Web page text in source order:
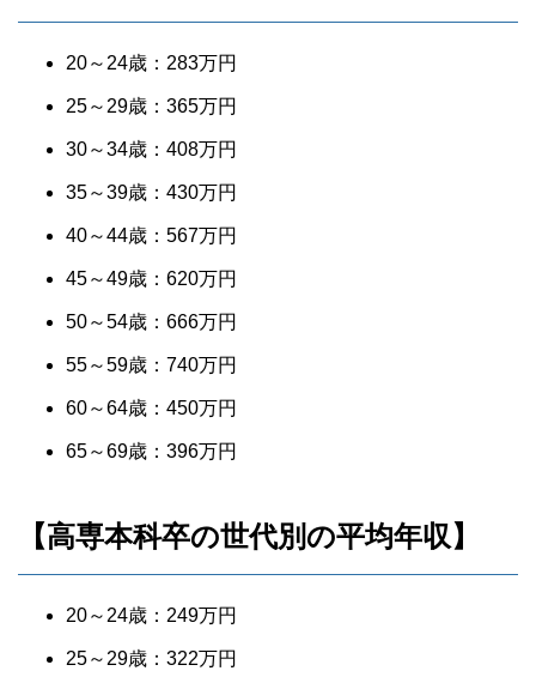
20～24歳：283万円
25～29歳：365万円
30～34歳：408万円
35～39歳：430万円
40～44歳：567万円
45～49歳：620万円
50～54歳：666万円
55～59歳：740万円
60～64歳：450万円
65～69歳：396万円
【高専本科卒の世代別の平均年収】
20～24歳：249万円
25～29歳：322万円